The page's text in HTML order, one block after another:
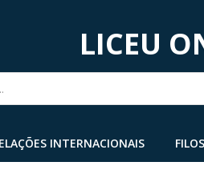
LICEU
INTERNACIONAIS